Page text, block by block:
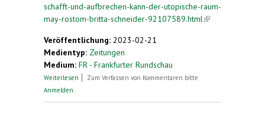
schafft-und-aufbrechen-kann-der-utopische-raum-
may-rostom-britta-schneider-92107589.html (link is
Veröffentlichung: 2023-02-21
Medientyp: Zeitungen
Medium: FR - Frankfurter Rundschau
Weiterlesen über Wie Sprache Barrieren schafft - und
Zum Verfassen von Kommentaren bitte
Anmelden